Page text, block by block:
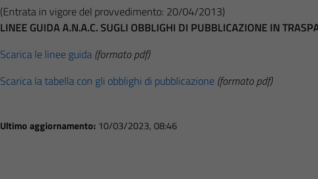
(Entrata in vigore del provvedimento: 20/04/2013)
LINEE GUIDA A.N.A.C. SUGLI OBBLIGHI DI PUBBLICAZIONE IN
Scarica le linee guida(formato pdf)
Scarica la tabella con gli obblighi di pubblicazione (formato pdf)
Ultimo aggiornamento: 10/03/2023, 08:46